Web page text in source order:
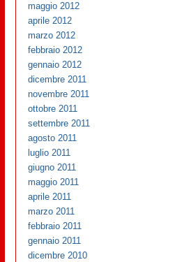
maggio 2012
aprile 2012
marzo 2012
febbraio 2012
gennaio 2012
dicembre 2011
novembre 2011
ottobre 2011
settembre 2011
agosto 2011
luglio 2011
giugno 2011
maggio 2011
aprile 2011
marzo 2011
febbraio 2011
gennaio 2011
dicembre 2010